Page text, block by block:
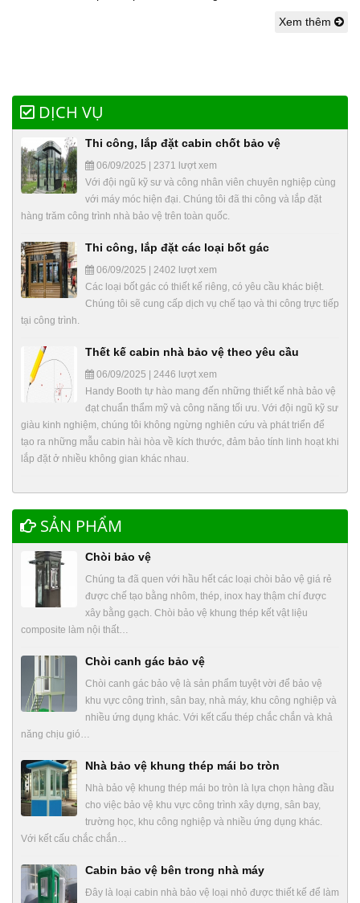
Xem thêm
DỊCH VỤ
Thi công, lắp đặt cabin chốt bảo vệ
06/09/2025 | 2371 lượt xem
Với đội ngũ kỹ sư và công nhân viên chuyên nghiệp cùng
với máy móc hiện đại. Chúng tôi đã thi công và lắp đặt
hàng trăm công trình nhà bảo vệ trên toàn quốc.
Thi công, lắp đặt các loại bốt gác
06/09/2025 | 2402 lượt xem
Các loại bốt gác có thiết kế riêng, có yêu cầu khác biệt.
Chúng tôi sẽ cung cấp dịch vụ chế tạo và thi công trực tiếp
tại công trình.
Thết kế cabin nhà bảo vệ theo yêu cầu
06/09/2025 | 2446 lượt xem
Handy Booth tự hào mang đến những thiết kế nhà bảo vệ
đạt chuẩn thẩm mỹ và công năng tối ưu. Với đội ngũ kỹ sư
giàu kinh nghiệm, chúng tôi không ngừng nghiên cứu và phát triển để
tạo ra những mẫu cabin hài hòa về kích thước, đảm bảo tính linh hoạt khi
lắp đặt ở nhiều không gian khác nhau.
SẢN PHẨM
Chòi bảo vệ
Chúng ta đã quen với hầu hết các loại chòi bảo vệ giá rẻ
được chế tạo bằng nhôm, thép, inox hay thậm chí được
xây bằng gạch. Chòi bảo vệ khung thép kết vật liệu
composite làm nội thất…
Chòi canh gác bảo vệ
Chòi canh gác bảo vệ là sản phẩm tuyệt vời để bảo vệ
khu vực công trình, sân bay, nhà máy, khu công nghiệp và
nhiều ứng dụng khác. Với kết cấu thép chắc chắn và khả
năng chịu gió…
Nhà bảo vệ khung thép mái bo tròn
Nhà bảo vệ khung thép mái bo tròn là lựa chọn hàng đầu
cho việc bảo vệ khu vực công trình xây dựng, sân bay,
trường học, khu công nghiệp và nhiều ứng dụng khác.
Với kết cấu chắc chắn…
Cabin bảo vệ bên trong nhà máy
Đây là loại cabin nhà bảo vệ loại nhỏ được thiết kế để làm